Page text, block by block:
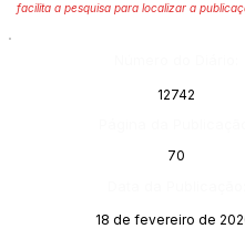
facilita a pesquisa para localizar a
12742
70
18 de fevereiro de